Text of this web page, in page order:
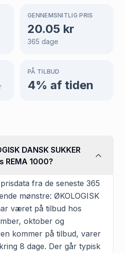
GENNEMSNITLIG PRIS
20.05 kr
365 dage
PÅ TILBUD
4% af tiden
DANSK SUKKER
REMA 1000?
fra de seneste 365
mønstre: ØKOLOGISK
været på tilbud hos
oktober og
kommer på tilbud, varer
8 dage. Der går typisk